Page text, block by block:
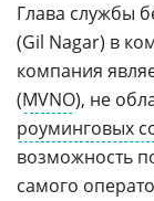
Глава службы
(Gil Nagar) в
компания
(MVNO), не
роуминговых
возможность
самого